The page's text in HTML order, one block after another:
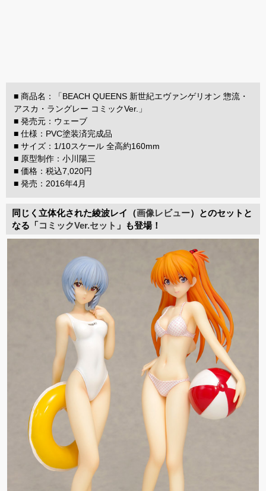
■ 商品名：「BEACH QUEENS 新世紀エヴァンゲリオン 惣流・
アスカ・ラングレー コミックVer.」
■ 発売元：ウェーブ
■ 仕様：PVC塗装済完成品
■ サイズ：1/10スケール 全高約160mm
■ 原型制作：小川陽三
■ 価格：税込7,020円
■ 発売：2016年4月
同じく立体化された綾波レイ（画像レビュー）とのセットと
なる「コミックVer.セット 」も登場！